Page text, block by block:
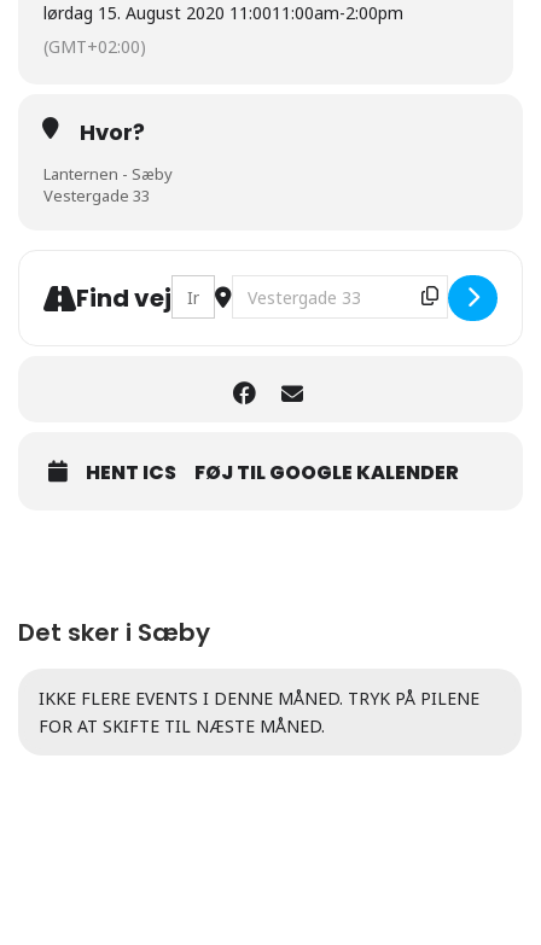
lørdag 15. August 2020 11:0011:00am-2:00pm
(GMT+02:00)
Hvor?
Lanternen - Sæby
Vestergade 33
Find vej Address - Jazz med Advokaterne
Destination Address - Jazz med
HENT ICS FØJ TIL GOOGLE KALENDER
Det sker i Sæby
IKKE FLERE EVENTS I DENNE MÅNED. TRYK PÅ PILENE
FOR AT SKIFTE TIL NÆSTE MÅNED.